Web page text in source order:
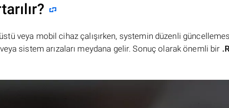
veya mobil cihaz çalışırken, systemin düzenli
sistem arızaları meydana gelir. Sonuç olarak önemli bir